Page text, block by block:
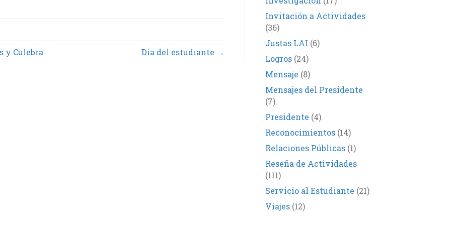
y Culebra Día del estudiante →
Invitación a Actividades
(36)
Justas LAI (6)
Logros(24)
Mensaje (8)
Mensajes del Presidente
(7)
Presidente (4)
Reconocimientos(14)
Relaciones Públicas(1)
Reseña de Actividades
(111)
Servicio al Estudiante (21)
Viajes(12)